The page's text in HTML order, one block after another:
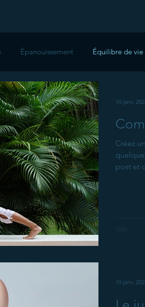
Épanouissement Équilibre de vie
Créez
post et
10 janv.
10 janv.